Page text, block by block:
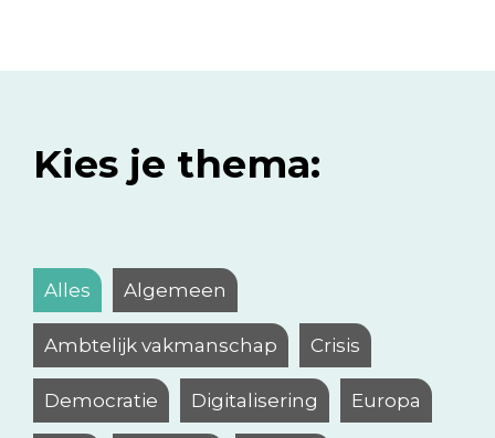
Kies je thema:
Alles Algemeen
Ambtelijk vakmanschap Crisis
Democratie Digitalisering Europa